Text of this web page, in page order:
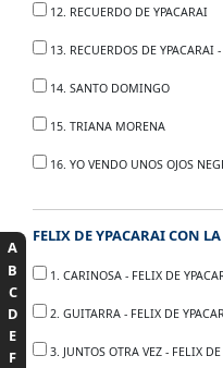
A
B
C
D
E
F
12. RECUERDO DE YPACARAI
13. RECUERDOS DE YPACARAI
14. SANTO DOMINGO
15. TRIANA MORENA
16. YO VENDO UNOS OJOS
1. CARINOSA - FELIX DE YPACARAI
2. GUITARRA - FELIX DE YPACARAI
3. JUNTOS OTRA VEZ - FELIX DE